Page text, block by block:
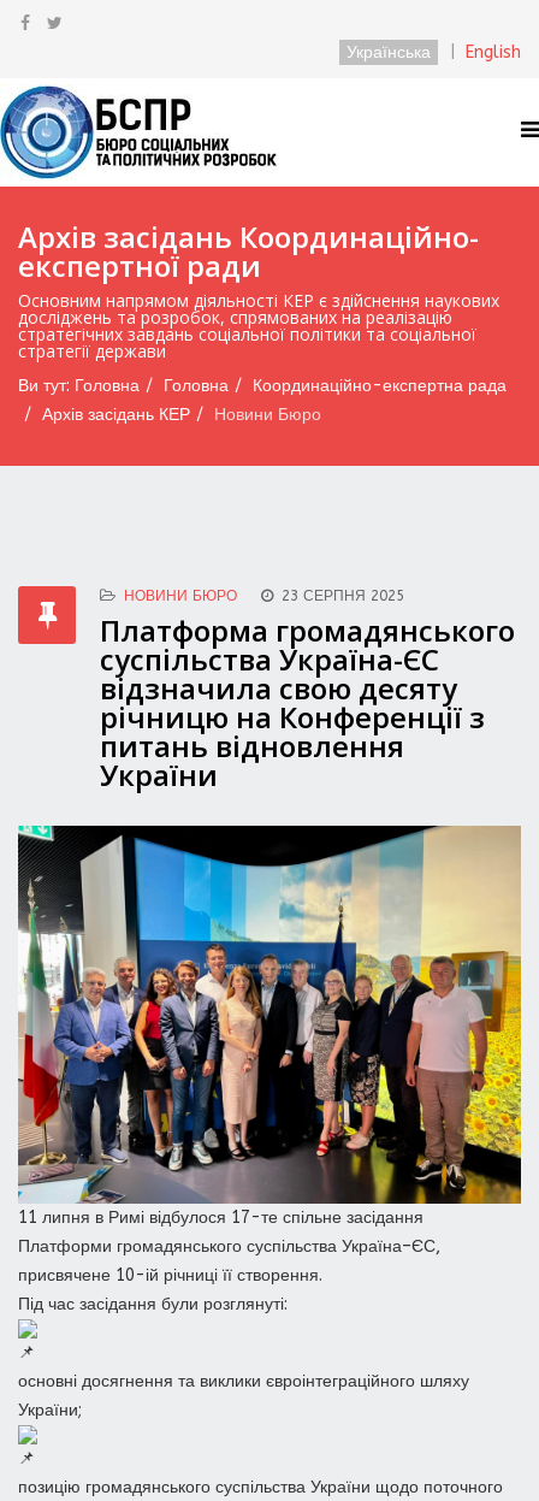
Українська English
Архів засідань Координаційно-
експертної ради
Основним напрямом діяльності КЕР є здійснення наукових
досліджень та розробок, спрямованих на реалізацію
стратегічних завдань соціальної політики та соціальної
стратегії держави
Ви тут: Головна Головна
Координаційно-експертна рада
Архів засідань КЕР
Новини Бюро
НОВИНИ БЮРО 23 СЕРПНЯ 2025
Платформа громадянського
суспільства Україна-ЄС
відзначила свою десяту
річницю на Конференції з
питань відновлення
України
11 липня в Римі відбулося 17-те спільне засідання
Платформи громадянського суспільства Україна–ЄС,
присвячене 10-ій річниці її створення.
Під час засідання були розглянуті:
основні досягнення та виклики євроінтеграційного шляху
України;
позицію громадянського суспільства України щодо поточного